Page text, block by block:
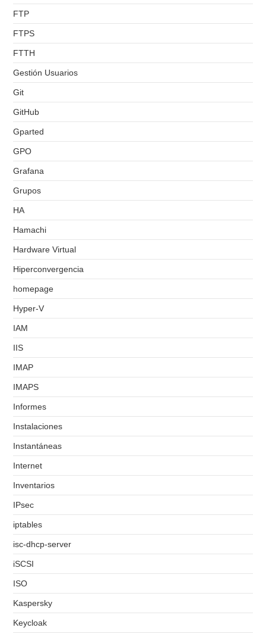
FTP
FTPS
FTTH
Gestión Usuarios
Git
GitHub
Gparted
GPO
Grafana
Grupos
HA
Hamachi
Hardware Virtual
Hiperconvergencia
homepage
Hyper-V
IAM
IIS
IMAP
IMAPS
Informes
Instalaciones
Instantáneas
Internet
Inventarios
IPsec
iptables
isc-dhcp-server
iSCSI
ISO
Kaspersky
Keycloak